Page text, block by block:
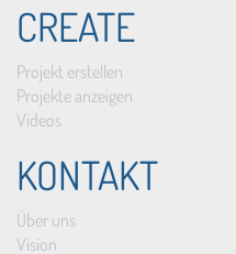
CREATE
Projekt erstellen
Projekte anzeigen
Videos
KONTAKT
Über uns
Vision